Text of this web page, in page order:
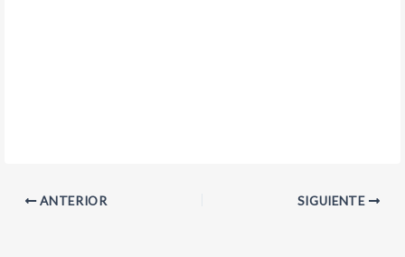
ANTERIOR SIGUIENTE